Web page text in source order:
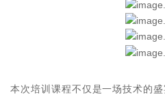
本次培训课程不仅是一场技术的